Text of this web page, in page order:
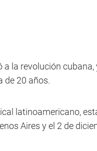
a la revolución cubana,
de 20 años.
latinoamericano,
Aires y el 2 de